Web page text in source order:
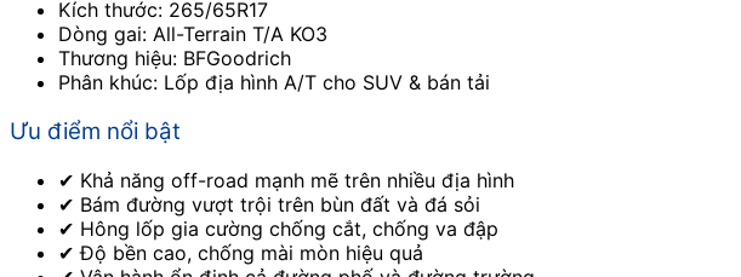
Kích thước: 265/65R17
Dòng gai: All-Terrain T/A KO3
Thương hiệu: BFGoodrich
Phân khúc: Lốp địa hình A/T cho SUV & bán tải
Ưu điểm nổi bật
✔ Khả năng off-road mạnh mẽ trên nhiều địa hình
✔ Bám đường vượt trội trên bùn đất và đá sỏi
✔ Hông lốp gia cường chống cắt, chống va đập
✔ Độ bền cao, chống mài mòn hiệu quả